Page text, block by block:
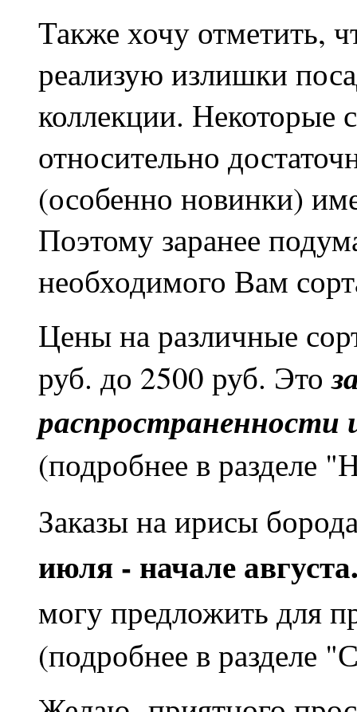
Также хочу отметить,
реализую излишки
коллекции. Некоторые
относительно
(особенно новинки)
Поэтому заранее
необходимого Вам
Цены на различные
руб. до 2500 руб. Это
распространенности
(подробнее в разделе
Заказы на ирисы
июля - начале
могу предложить для
(подробнее в разделе